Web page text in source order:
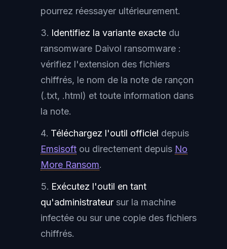
pourrez réessayer ultérieurement.
Identifiez la variante exacte du
ransomware Daivol ransomware :
vérifiez l'extension des fichiers
chiffrés, le nom de la note de rançon
(.txt, .html) et toute information dans
la note.
Téléchargez l'outil officiel depuis
Emsisoft ou directement depuis No
More Ransom.
Exécutez l'outil en tant
qu'administrateur sur la machine
infectée ou sur une copie des fichiers
chiffrés.